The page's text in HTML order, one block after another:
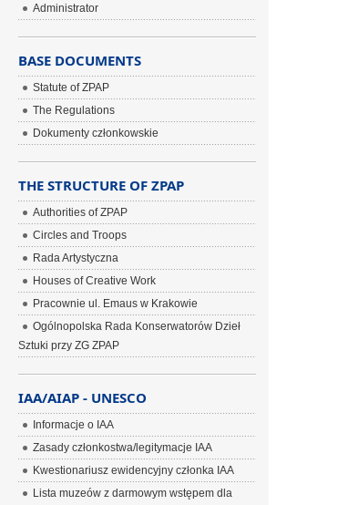
Administrator
BASE DOCUMENTS
Statute of ZPAP
The Regulations
Dokumenty członkowskie
THE STRUCTURE OF ZPAP
Authorities of ZPAP
Circles and Troops
Rada Artystyczna
Houses of Creative Work
Pracownie ul. Emaus w Krakowie
Ogólnopolska Rada Konserwatorów Dzieł
Sztuki przy ZG ZPAP
IAA/AIAP - UNESCO
Informacje o IAA
Zasady członkostwa/legitymacje IAA
Kwestionariusz ewidencyjny członka IAA
Lista muzeów z darmowym wstępem dla